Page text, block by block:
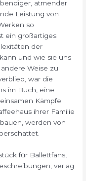
atmender
Leistung von
so
ein großartiges
der
und wie sie uns
Weise zu
war die
im Buch, eine
Kämpfe
ihrer Familie
werden von
für Ballettfans,
verlag